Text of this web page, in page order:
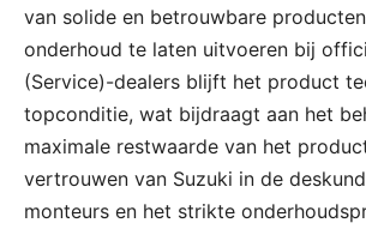
van solide en betrouwbare
onderhoud te laten uitvoeren bij
(Service)-dealers blijft het product
topconditie, wat bijdraagt aan het
maximale restwaarde van het
vertrouwen van Suzuki in de
monteurs en het strikte